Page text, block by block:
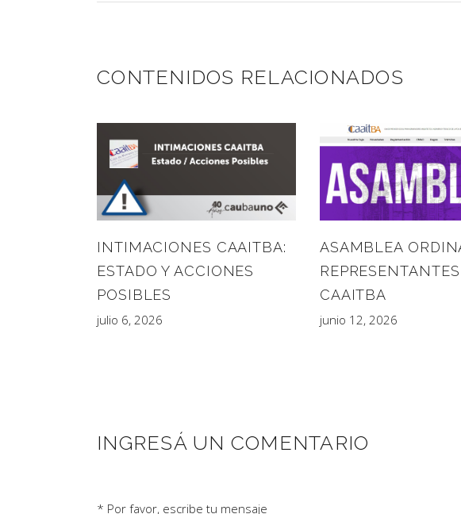
CONTENIDOS RELACIONADOS
INTIMACIONES CAAITBA:
ESTADO Y ACCIONES
POSIBLES
julio 6, 2026
ASAMBLEA
REPRESENTANTES
CAAITBA
junio 12, 2026
INGRESÁ UN COMENTARIO